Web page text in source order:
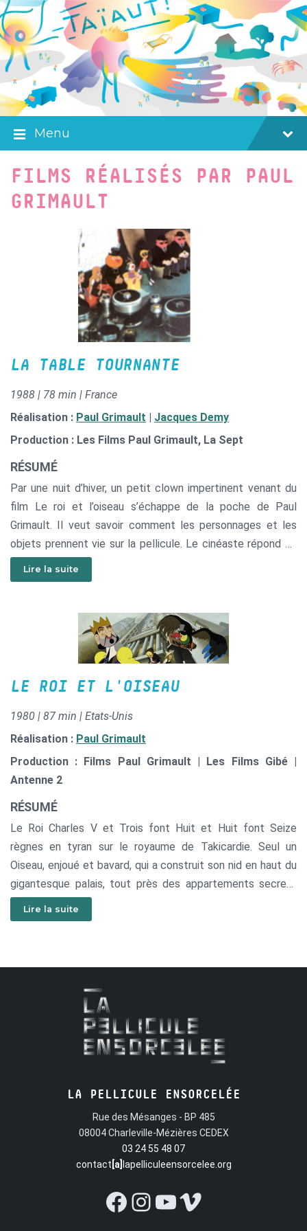
Skip
to
content
Skip
to
main
navigation
Skip
to
footer
Menu
FILMS RÉALISÉS PAR PAUL
GRIMAULT
LA TABLE TOURNANTE
1988 | 78 min | France
Réalisation : Paul Grimault
Jacques Demy
Production : Les Films Paul Grimault, La Sept
RÉSUMÉ
Par une nuit d’hiver, un petit clown impertinent venant du
film Le roi et l’oiseau s’échappe de la poche de Paul
Grimault. Il veut savoir comment les personnages et les
objets prennent vie sur la pellicule. Le cinéaste répond en
l’emmenant découvrir ses premiers courts-métrages : Le
marchand de notes, Les passagers de la Grande-Ourse,
Par la grâce de Paul Grimault, les petits films s’emboîtent
dans les grands et tous les personnages qu’il a créés sont
réunis autour d’une table de montage..
Lire la suite
LE ROI ET L'OISEAU
1980 | 87 min | Etats-Unis
Réalisation : Paul Grimault
Production : Films Paul Grimault | Les Films Gibé |
Antenne 2
RÉSUMÉ
Le Roi Charles V et Trois font Huit et Huit font Seize
règnes en tyran sur le royaume de Takicardie. Seul un
Oiseau, enjoué et bavard, qui a construit son nid en haut du
gigantesque palais, tout près des appartements secrets
de Sa Majesté, ose le narguer. Le Roi est amoureux d’une
charmante et modeste Bergère qu’il veut épouser sous la
Lire la suite
LA PELLICULE ENSORCELÉE
Rue des Mésanges - BP 485
08004 Charleville-Mézières CEDEX
03 24 55 48 07
contact [a] lapelliculeensorcelee.org
Facebook
Instagram
YouTube
Vimeo